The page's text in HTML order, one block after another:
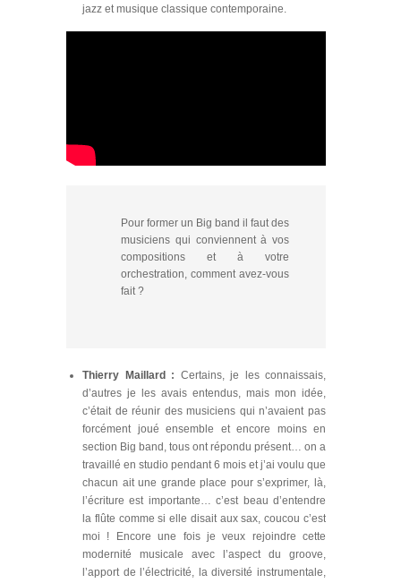
jazz et musique classique contemporaine.
Pour former un Big band il faut des
musiciens qui conviennent à vos
compositions et à votre
orchestration, comment avez-vous
fait ?
Thierry Maillard : Certains, je les connaissais,
d’autres je les avais entendus, mais mon idée,
c’était de réunir des musiciens qui n’avaient pas
forcément joué ensemble et encore moins en
section Big band, tous ont répondu présent… on a
travaillé en studio pendant 6 mois et j’ai voulu que
chacun ait une grande place pour s’exprimer, là,
l’écriture est importante… c’est beau d’entendre
la flûte comme si elle disait aux sax, coucou c’est
moi ! Encore une fois je veux rejoindre cette
modernité musicale avec l’aspect du groove,
l’apport de l’électricité, la diversité instrumentale,